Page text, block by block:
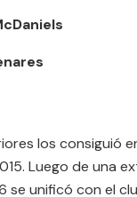
los consiguió
Luego de
se unificó con el